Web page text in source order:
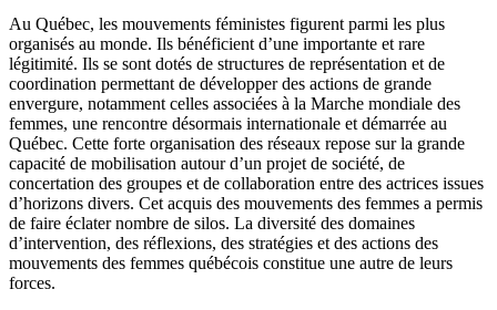
Au Québec, les mouvements féministes figurent parmi les plus
organisés au monde. Ils bénéficient d’une importante et rare
légitimité. Ils se sont dotés de structures de représentation et de
coordination permettant de développer des actions de grande
envergure, notamment celles associées à la Marche mondiale des
femmes, une rencontre désormais internationale et démarrée au
Québec. Cette forte organisation des réseaux repose sur la grande
capacité de mobilisation autour d’un projet de société, de
concertation des groupes et de collaboration entre des actrices issues
d’horizons divers. Cet acquis des mouvements des femmes a permis
de faire éclater nombre de silos. La diversité des domaines
d’intervention, des réflexions, des stratégies et des actions des
mouvements des femmes québécois constitue une autre de leurs
forces.